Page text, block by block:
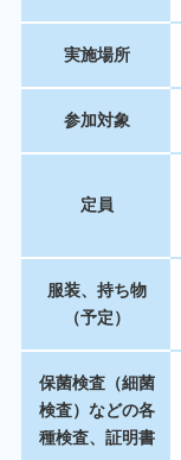
実施場所
参加対象
定員
服装、持ち物
（予定）
保菌検査（細菌
検査）などの各
種検査、証明書